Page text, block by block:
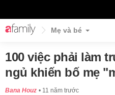
Mẹ và bé
100 việc phải làm
ngủ khiến bố mẹ
Bana Houz 11 năm trước